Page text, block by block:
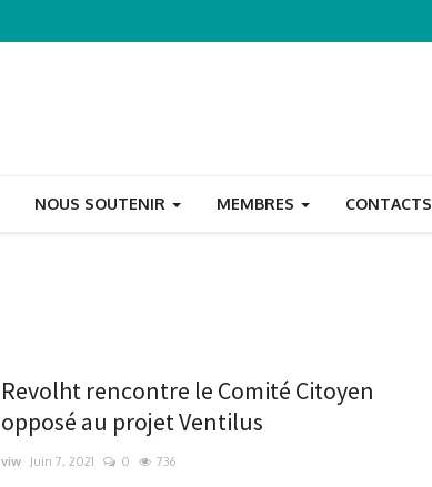
NOUS SOUTENIR MEMBRES CONTACTS
Revolht rencontre le Comité Citoyen
opposé au projet Ventilus
viw Juin 7, 2021 0 736